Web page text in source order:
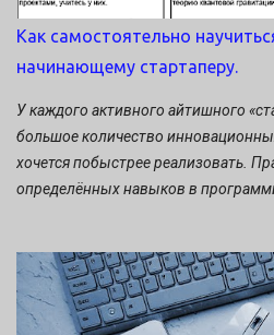
Как самостоятельно
начинающему стартаперу.
У каждого активного айтишного
большое количество
хочется побыстрее реализовать.
определённых навыков в
стартапа, либо научится
решение принять? Давайте
«аксакалов». Советы специалиста